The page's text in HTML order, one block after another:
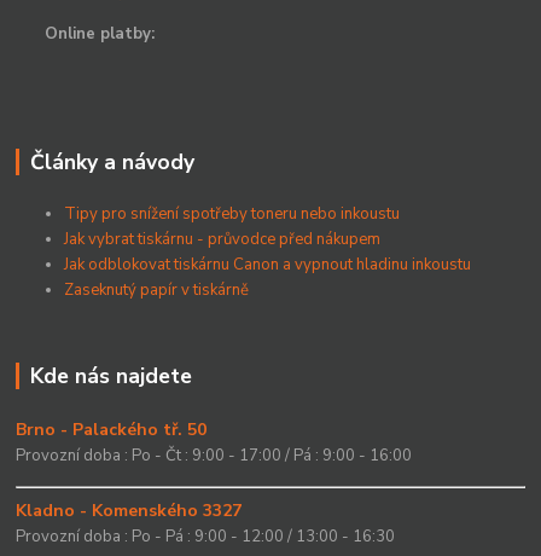
Online platby:
Články a návody
Tipy pro snížení spotřeby toneru nebo inkoustu
Jak vybrat tiskárnu - průvodce před nákupem
Jak odblokovat tiskárnu Canon a vypnout hladinu inkoustu
Zaseknutý papír v tiskárně
Kde nás najdete
Brno - Palackého tř. 50
Provozní doba : Po - Čt : 9:00 - 17:00 / Pá : 9:00 - 16:00
Kladno - Komenského 3327
Provozní doba : Po - Pá : 9:00 - 12:00 / 13:00 - 16:30